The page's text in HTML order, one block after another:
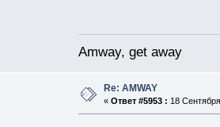
Amway, get away
Re: AMWAY
« Ответ #5953 : 18